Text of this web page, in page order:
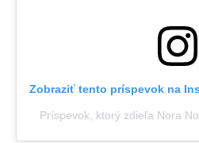
Zobraziť tento príspevok na
Príspevok, ktorý zdieľa Nora